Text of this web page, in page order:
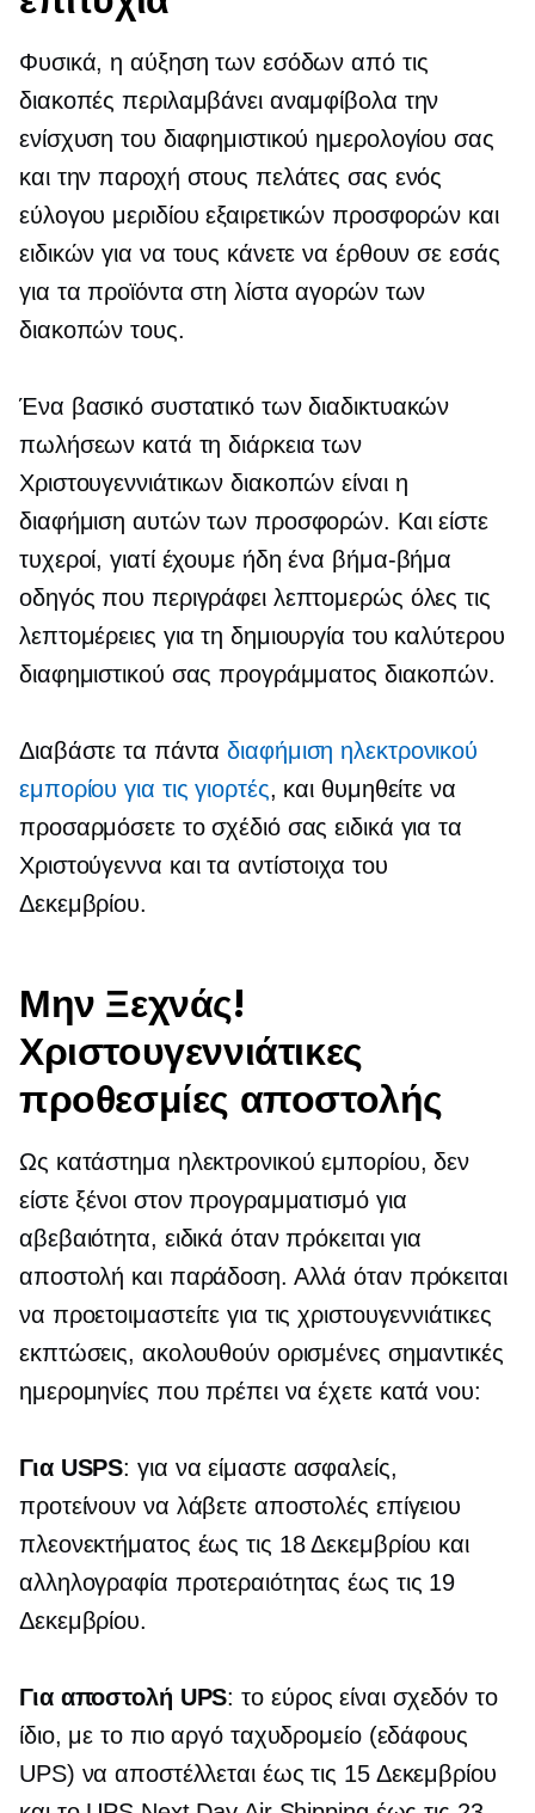
Φυσικά, η αύξηση των εσόδων από τις
διακοπές περιλαμβάνει αναμφίβολα την
ενίσχυση του διαφημιστικού ημερολογίου σας
και την παροχή στους πελάτες σας ενός
εύλογου μεριδίου εξαιρετικών προσφορών και
ειδικών για να τους κάνετε να έρθουν σε εσάς
για τα προϊόντα στη λίστα αγορών των
διακοπών τους.
Ένα βασικό συστατικό των διαδικτυακών
πωλήσεων κατά τη διάρκεια των
Χριστουγεννιάτικων διακοπών είναι η
διαφήμιση αυτών των προσφορών. Και είστε
τυχεροί, γιατί έχουμε ήδη ένα βήμα-βήμα
οδηγός που περιγράφει λεπτομερώς όλες τις
λεπτομέρειες για τη δημιουργία του καλύτερου
διαφημιστικού σας προγράμματος διακοπών.
Διαβάστε τα πάνταδιαφήμιση ηλεκτρονικού
εμπορίου για τις γιορτές, και θυμηθείτε να
προσαρμόσετε το σχέδιό σας ειδικά για τα
Χριστούγεννα και τα αντίστοιχα του
Δεκεμβρίου.
Μην Ξεχνάς!
Χριστουγεννιάτικες
προθεσμίες αποστολής
Ως κατάστημα ηλεκτρονικού εμπορίου, δεν
είστε ξένοι στον προγραμματισμό για
αβεβαιότητα, ειδικά όταν πρόκειται για
αποστολή και παράδοση. Αλλά όταν πρόκειται
να προετοιμαστείτε για τις χριστουγεννιάτικες
εκπτώσεις, ακολουθούν ορισμένες σημαντικές
ημερομηνίες που πρέπει να έχετε κατά νου:
Για USPS: για να είμαστε ασφαλείς,
προτείνουν να λάβετε αποστολές επίγειου
πλεονεκτήματος έως τις 18 Δεκεμβρίου και
αλληλογραφία προτεραιότητας έως τις 19
Δεκεμβρίου.
Για αποστολή UPS: το εύρος είναι σχεδόν το
ίδιο, με το πιο αργό ταχυδρομείο (εδάφους
UPS) να αποστέλλεται έως τις 15 Δεκεμβρίου